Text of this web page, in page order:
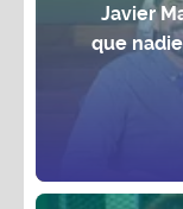
Javier
que